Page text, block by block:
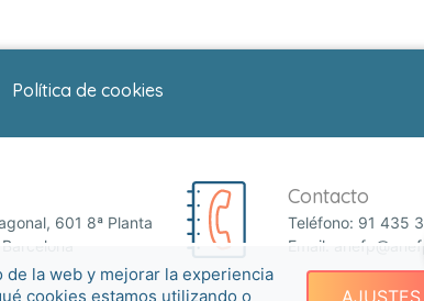
Política de cookies
601 8ª Planta
Contacto
Teléfono: 91 435
Email:
la web y mejorar la experiencia
cookies estamos utilizando o
AJUSTES